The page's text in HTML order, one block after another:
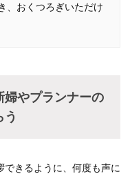
、おくつろぎいただけ
婦やプランナーの
できるように、何度も声に